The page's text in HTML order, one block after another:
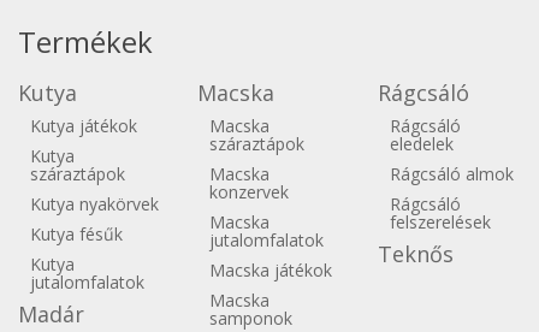
Termékek
Kutya
Kutya játékok
Kutya
száraztápok
Kutya nyakörvek
Kutya fésűk
Kutya
jutalomfalatok
Madár
Macska
Macska
száraztápok
Macska
konzervek
Macska
jutalomfalatok
Macska játékok
Macska
samponok
Rágcsáló
Rágcsáló
eledelek
Rágcsáló almok
Rágcsáló
felszerelések
Teknős